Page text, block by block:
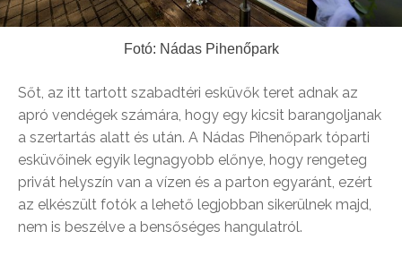
Fotó: Nádas Pihenőpark
Sőt, az itt tartott szabadtéri esküvők teret adnak az
apró vendégek számára, hogy egy kicsit barangoljanak
a szertartás alatt és után. A Nádas Pihenőpark tóparti
esküvőinek egyik legnagyobb előnye, hogy rengeteg
privát helyszín van a vízen és a parton egyaránt, ezért
az elkészült fotók a lehető legjobban sikerülnek majd,
nem is beszélve a bensőséges hangulatról.